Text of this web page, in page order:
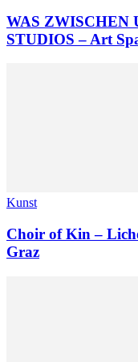
WAS ZWISCHEN
STUDIOS – Art
Kunst
Choir of Kin –
Graz